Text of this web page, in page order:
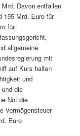
Davon entfallen
155 Mrd. Euro für
für
allgemeine
mit
auf Kurs halten
und
die
Not die
Vermögensteuer
Euro